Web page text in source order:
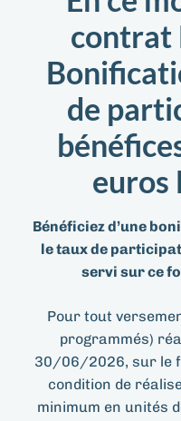
contrat
de
euros
Bénéficiez d’une
le taux de
servi sur ce
Pour tout
programmés)
30/06/2026, sur le
condition de
minimum en unités